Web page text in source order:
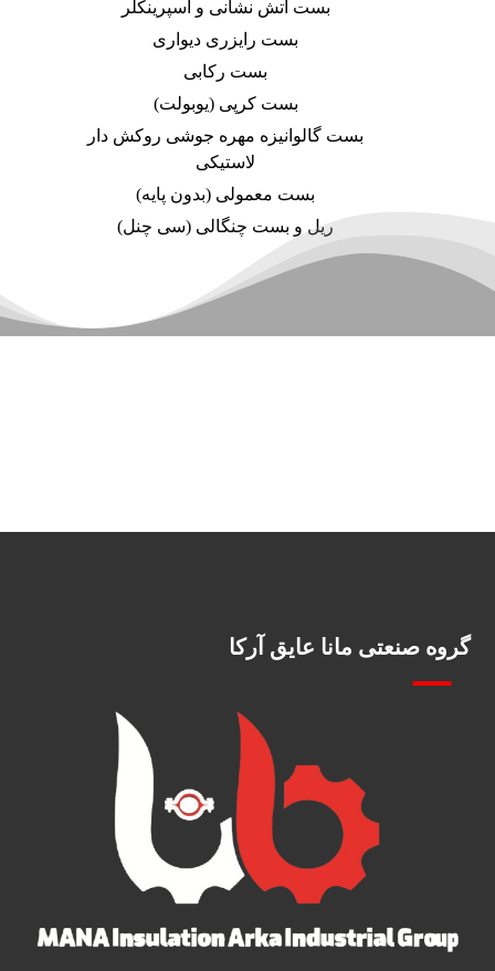
بست آتش نشانی و اسپرینکلر
بست رایزری دیواری
بست رکابی
بست کرپی (یوبولت)
بست گالوانیزه مهره جوشی روکش دار
لاستیکی
بست معمولی (بدون پایه)
ریل و بست چنگالی (سی چنل)
گروه صنعتی مانا عایق آرکا